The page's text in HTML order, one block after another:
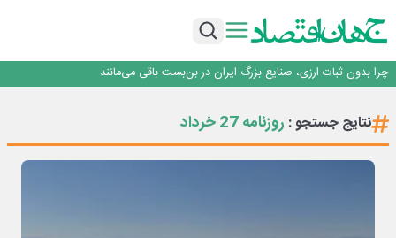
روزنامه ۱۷ مرداد
چرا بدون ثبات ارزی، صنایع بزرگ ایران در بن‌بست باقی می‌مانند
۲ درصد از مشترکان ۱۰ درصد برق خانگی را مصرف می‌کنند!
روزنامه ۱۷ مردادنتایج جستجو : روزنامه 27 خرداد